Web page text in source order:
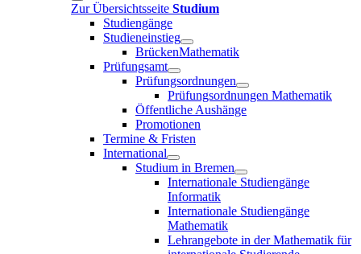
Zur Übersichtsseite Studium
Studiengänge
Studieneinstieg
BrückenMathematik
Prüfungsamt
Prüfungsordnungen
Prüfungsordnungen Mathematik
Öffentliche Aushänge
Promotionen
Termine & Fristen
International
Studium in Bremen
Internationale Studiengänge
Informatik
Internationale Studiengänge
Mathematik
Lehrangebote in der Mathematik für